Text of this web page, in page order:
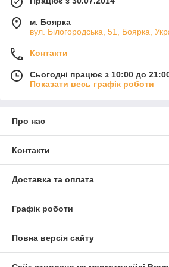
м. Боярка
вул. Білогородська, 51, Боярка,
Контакти
Сьогодні працює з 10:00 до
Показати весь графік роботи
Про нас
Контакти
Доставка та оплата
Графік роботи
Повна версія сайту